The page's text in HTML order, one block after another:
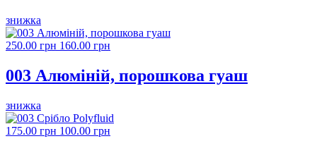
знижка
250.00 грн 160.00 грн
003 Алюміній, порошкова гуаш
знижка
175.00 грн 100.00 грн